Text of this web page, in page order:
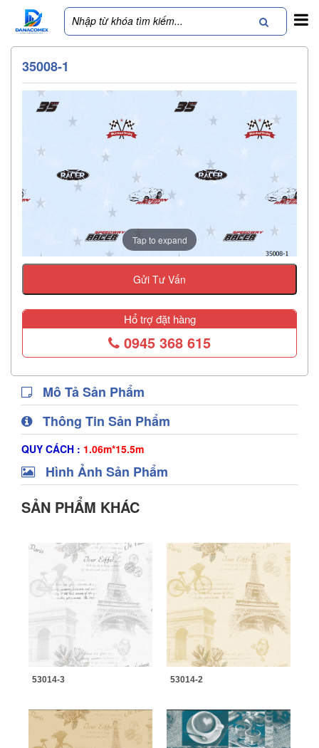
35008-1
Tap to expand
Gửi Tư Vấn
Hổ trợ đặt hàng
0945 368 615
Mô Tả Sản Phẩm
Thông Tin Sản Phẩm
QUY CÁCH : 1.06m*15.5m
Hình Ảnh Sản Phẩm
SẢN PHẨM KHÁC
53014-3 53014-2